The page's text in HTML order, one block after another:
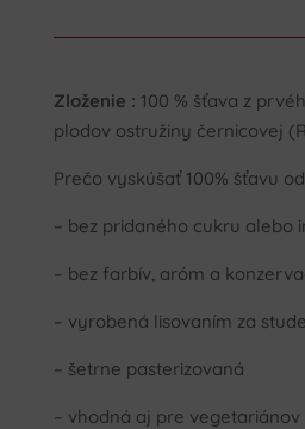
Zloženie : 100 % šťava z
plodov ostružiny černicovej
Prečo vyskúšať 100% šťavu
– bez pridaného cukru alebo
– bez farbív, aróm a
– vyrobená lisovaním za
– šetrne pasterizovaná
– vhodná aj pre vegetariánov